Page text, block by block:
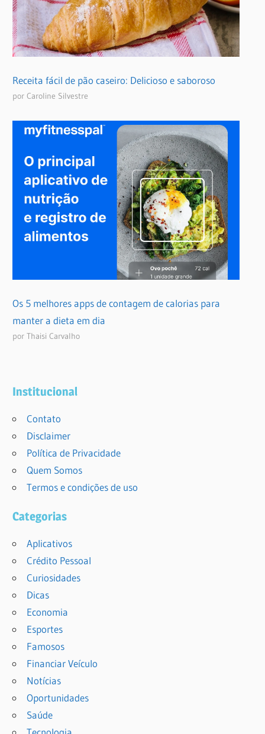
Receita fácil de pão caseiro: Delicioso e saboroso
por Caroline Silvestre
Os 5 melhores apps de contagem de calorias para
manter a dieta em dia
por Thaisi Carvalho
Institucional
Contato
Disclaimer
Política de Privacidade
Quem Somos
Termos e condições de uso
Categorias
Aplicativos
Crédito Pessoal
Curiosidades
Dicas
Economia
Esportes
Famosos
Financiar Veículo
Notícias
Oportunidades
Saúde